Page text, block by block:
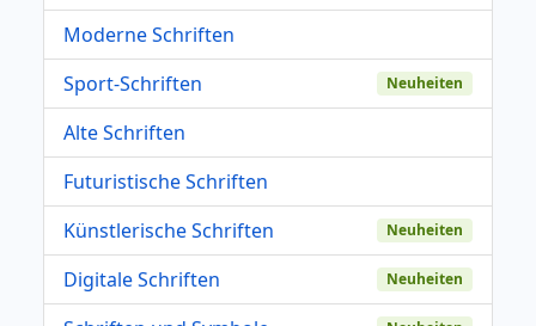
Moderne Schriften
Sport-Schriften
Neuheiten
Alte Schriften
Futuristische Schriften
Künstlerische Schriften
Neuheiten
Digitale Schriften Neuheiten